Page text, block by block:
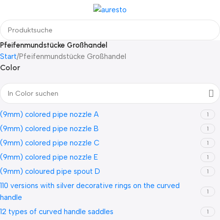
Pfeifenmundstücke Großhandel
Start Pfeifenmundstücke Großhandel
Color
(9mm) colored pipe nozzle A 1
(9mm) colored pipe nozzle B 1
(9mm) colored pipe nozzle C 1
(9mm) colored pipe nozzle E 1
(9mm) coloured pipe spout D 1
110 versions with silver decorative rings on the curved
handle
1
12 types of curved handle saddles 1